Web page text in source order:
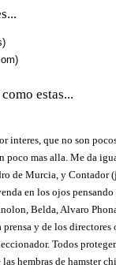
estas...
interes, que no son
poco mas alla. Me da
de Murcia, y Contador
en los ojos pensando
Belda, Alvaro
y de los directores
Todos
hembras de hamster